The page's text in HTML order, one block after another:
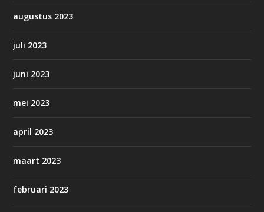
augustus 2023
juli 2023
juni 2023
mei 2023
april 2023
maart 2023
februari 2023